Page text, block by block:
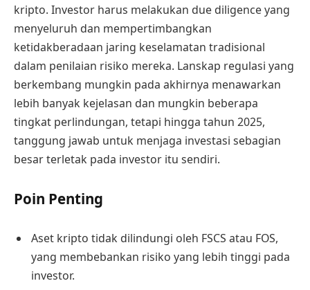
kripto. Investor harus melakukan due diligence yang
menyeluruh dan mempertimbangkan
ketidakberadaan jaring keselamatan tradisional
dalam penilaian risiko mereka. Lanskap regulasi yang
berkembang mungkin pada akhirnya menawarkan
lebih banyak kejelasan dan mungkin beberapa
tingkat perlindungan, tetapi hingga tahun 2025,
tanggung jawab untuk menjaga investasi sebagian
besar terletak pada investor itu sendiri.
Poin Penting
Aset kripto tidak dilindungi oleh FSCS atau FOS,
yang membebankan risiko yang lebih tinggi pada
investor.